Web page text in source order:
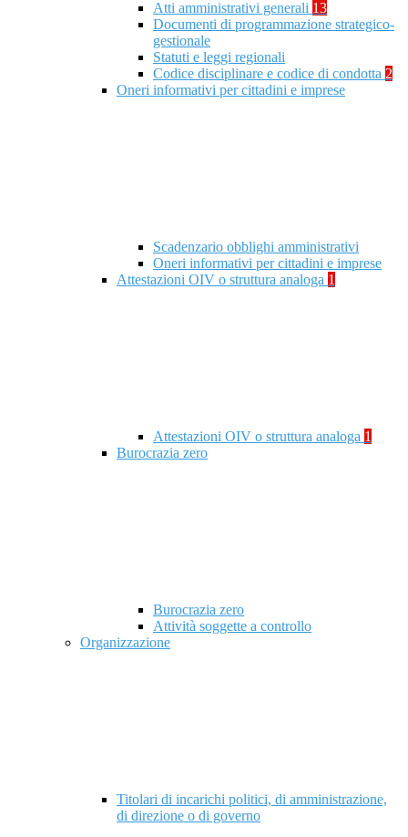
Atti amministrativi generali 13
Documenti di programmazione strategico-
gestionale
Statuti e leggi regionali
Codice disciplinare e codice di condotta 2
Oneri informativi per cittadini e imprese
Scadenzario obblighi amministrativi
Oneri informativi per cittadini e imprese
Attestazioni OIV o struttura analoga 1
Attestazioni OIV o struttura analoga 1
Burocrazia zero
Burocrazia zero
Attività soggette a controllo
Organizzazione
Titolari di incarichi politici, di amministrazione,
di direzione o di governo